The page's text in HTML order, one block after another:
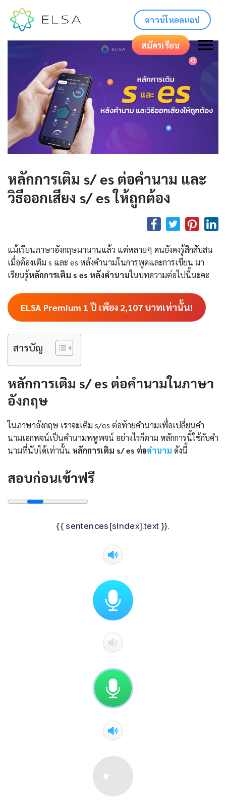
ดาวน์โหลดแอป
สมัครเรียน
หลักการเติม s/ es ต่อคำนาม และ
วิธีออกเสียง s/ es ให้ถูกต้อง
แม้เรียนภาษาอังกฤษมานานแล้ว แต่หลายๆ คนยังคงรู้สึกสับสน
เมื่อต้องเติม s และ es หลังคำนามในการพูดและการเขียน มา
เรียนรู้หลักการเติม s es หลังคำนามในบทความต่อไปนี้นะคะ
ELSA Premium 1 ปี เพียง 2,107 บาทเท่านั้น!
สารบัญ
หลักการเติม s/ es ต่อคำนามในภาษา
อังกฤษ
ในภาษาอังกฤษ เราจะเติม s/es ต่อท้ายคำนามเพื่อเปลี่ยนคำ
นามเอกพจน์เป็นคำนามพหูพจน์ อย่างไรก็ตาม หลักการนี้ใช้กับคำ
นามที่นับได้เท่านั้น หลักการเติม s/ es ต่อคำนาม ดังนี้
สอบก่อนเข้าฟรี
{{ sentences[sIndex].text }}.